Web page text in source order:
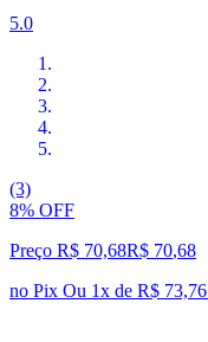
5.0
(3)
8% OFF
Preço R$ 70,68R$ 70,68
no Pix Ou 1x de R$